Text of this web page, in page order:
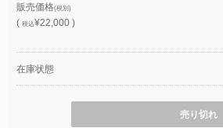
販売価格(税別)
(税込¥22,000 )
在庫状態
売り切れ